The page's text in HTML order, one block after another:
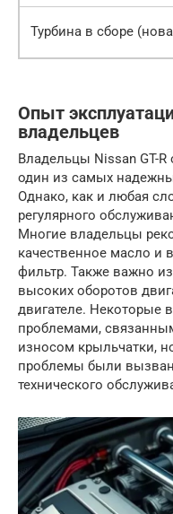
Турбина в сборе
Опыт
владельцев
Владельцы Nissan GT-R
один из самых
Однако, как и любая
регулярного
Многие владельцы
качественное масло и
фильтр. Также важно
высоких оборотов
двигателе. Некоторые
проблемами,
износом крыльчатки,
проблемы были
технического